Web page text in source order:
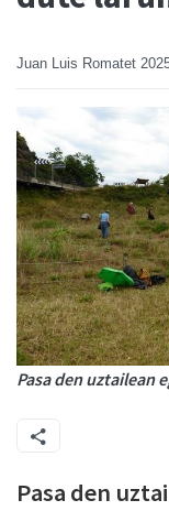
Juan Luis Romatet
Pasa den uztailean
Pasa den